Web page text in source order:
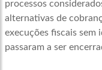
processos
alternativas de
execuções fiscais sem
passaram a ser